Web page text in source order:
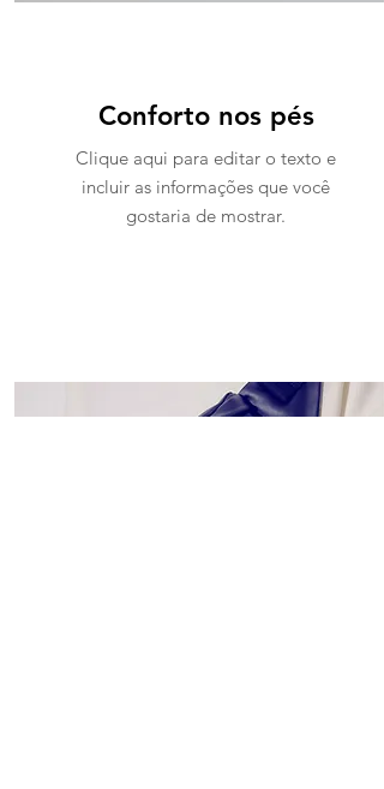
Conforto nos pés
Clique aqui para editar o texto e
incluir as informações que você
gostaria de mostrar.